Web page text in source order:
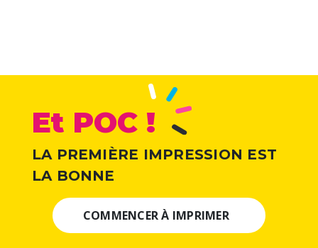
Et POC !
LA PREMIÈRE IMPRESSION EST
LA BONNE
COMMENCER À IMPRIMER